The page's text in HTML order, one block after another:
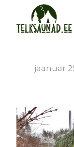
jaanuar